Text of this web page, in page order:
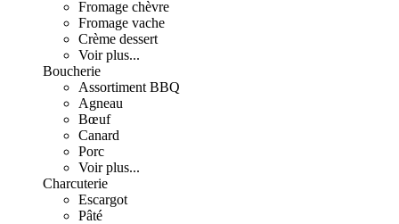
Fromage chèvre
Fromage vache
Crème dessert
Voir plus...
Boucherie
Assortiment BBQ
Agneau
Bœuf
Canard
Porc
Voir plus...
Charcuterie
Escargot
Pâté